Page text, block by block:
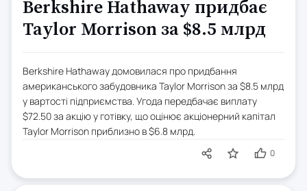
Berkshire Hathaway придбає
Taylor Morrison за $8.5 млрд
Berkshire Hathaway домовилася про придбання
американського забудовника Taylor Morrison за $8.5 млрд
у вартості підприємства. Угода передбачає виплату
$72.50 за акцію у готівку, що оцінює акціонерний капітал
Taylor Morrison приблизно в $6.8 млрд.
0